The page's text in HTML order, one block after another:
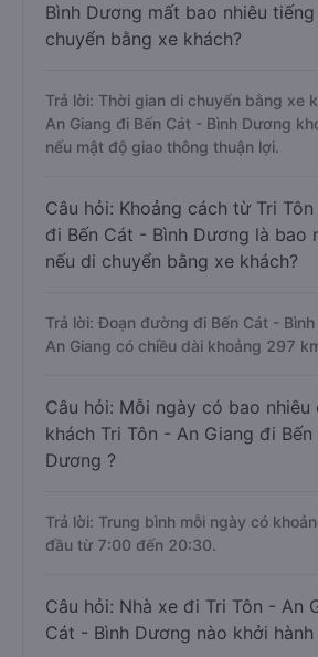
Bình Dương mất bao nhiêu
chuyển bằng xe khách?
Trả lời: Thời gian di chuyển bằng xe
An Giang đi Bến Cát - Bình Dương
nếu mật độ giao thông thuận lợi.
Câu hỏi: Khoảng cách từ Tri
đi Bến Cát - Bình Dương là bao
nếu di chuyển bằng xe khách?
Trả lời: Đoạn đường đi Bến Cát -
An Giang có chiều dài khoảng 297
Câu hỏi: Mỗi ngày có bao nhiêu
khách Tri Tôn - An Giang đi
Dương ?
Trả lời: Trung bình mỗi ngày có
đầu từ 7:00 đến 20:30.
Câu hỏi: Nhà xe đi Tri Tôn - An
Cát - Bình Dương nào khởi hành